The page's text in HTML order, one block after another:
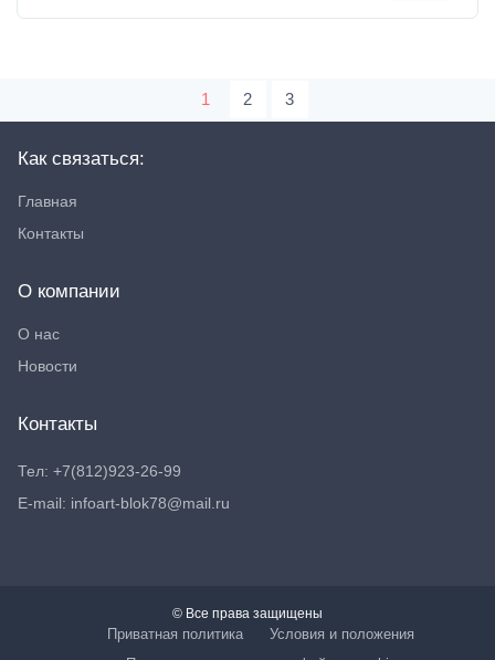
1 2 3
Как связаться:
Главная
Контакты
О компании
О нас
Новости
Контакты
Тел: +7(812)923-26-99
E-mail: infoart-blok78@mail.ru
© Все права защищены
Приватная политика
Условия и положения